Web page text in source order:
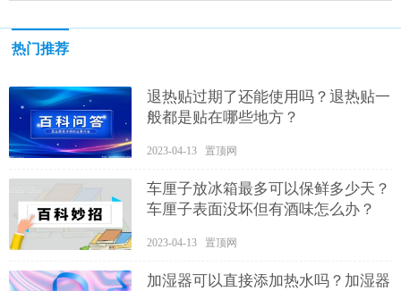
热门推荐
退热贴过期了还能使用吗？退热贴一
般都是贴在哪些地方？
2023-04-13 置顶网
车厘子放冰箱最多可以保鲜多少天？
车厘子表面没坏但有酒味怎么办？
2023-04-13 置顶网
加湿器可以直接添加热水吗？加湿器